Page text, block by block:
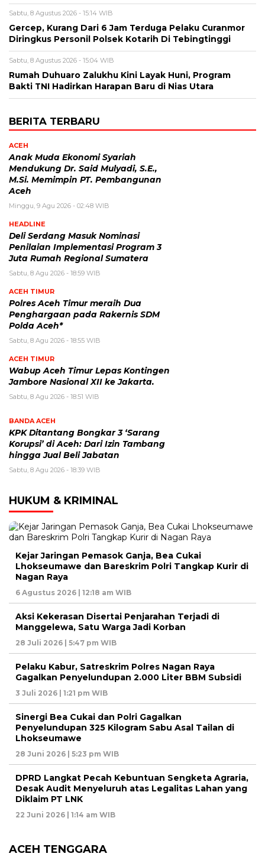
Sabtu, 8 Agustus 2026 - 15:14 WIB
Gercep, Kurang Dari 6 Jam Terduga Pelaku Curanmor
Diringkus Personil Polsek Kotarih Di Tebingtinggi
Sabtu, 8 Agustus 2026 - 15:04 WIB
Rumah Duhuaro Zalukhu Kini Layak Huni, Program
Bakti TNI Hadirkan Harapan Baru di Nias Utara
BERITA TERBARU
ACEH
Anak Muda Ekonomi Syariah
Mendukung Dr. Said Mulyadi, S.E.,
M.Si. Memimpin PT. Pembangunan
Aceh
Minggu, 9 Agu 2026 - 02:48 WIB
HEADLINE
Deli Serdang Masuk Nominasi
Penilaian Implementasi Program 3
Juta Rumah Regional Sumatera
Sabtu, 8 Agu 2026 - 18:59 WIB
ACEH TIMUR
Polres Aceh Timur meraih Dua
Penghargaan pada Rakernis SDM
Polda Aceh*
Sabtu, 8 Agu 2026 - 18:55 WIB
ACEH TIMUR
Wabup Aceh Timur Lepas Kontingen
Jambore Nasional XII ke Jakarta.
Sabtu, 8 Agu 2026 - 18:51 WIB
BANDA ACEH
KPK Ditantang Bongkar 3 ‘Sarang
Korupsi’ di Aceh: Dari Izin Tambang
hingga Jual Beli Jabatan
Sabtu, 8 Agu 2026 - 18:39 WIB
HUKUM & KRIMINAL
Kejar Jaringan Pemasok Ganja, Bea Cukai
Lhokseumawe dan Bareskrim Polri Tangkap Kurir di
Nagan Raya
6 Agustus 2026 | 12:18 am WIB
Aksi Kekerasan Disertai Penjarahan Terjadi di
Manggelewa, Satu Warga Jadi Korban
28 Juli 2026 | 5:47 pm WIB
Pelaku Kabur, Satreskrim Polres Nagan Raya
Gagalkan Penyelundupan 2.000 Liter BBM Subsidi
3 Juli 2026 | 1:21 pm WIB
Sinergi Bea Cukai dan Polri Gagalkan
Penyelundupan 325 Kilogram Sabu Asal Tailan di
Lhokseumawe
28 Juni 2026 | 5:23 pm WIB
DPRD Langkat Pecah Kebuntuan Sengketa Agraria,
Desak Audit Menyeluruh atas Legalitas Lahan yang
Diklaim PT LNK
22 Juni 2026 | 1:14 am WIB
ACEH TENGGARA